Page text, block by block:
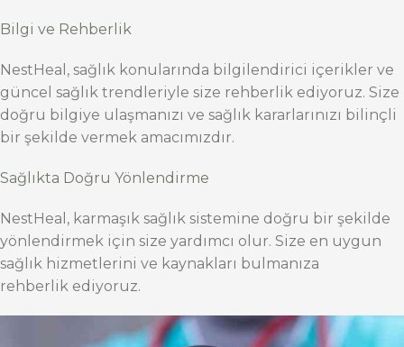
Bilgi ve Rehberlik
NestHeal, sağlık konularında bilgilendirici içerikler ve
güncel sağlık trendleriyle size rehberlik ediyoruz. Size
doğru bilgiye ulaşmanızı ve sağlık kararlarınızı bilinçli
bir şekilde vermek amacımızdır.
Sağlıkta Doğru Yönlendirme
NestHeal, karmaşık sağlık sistemine doğru bir şekilde
yönlendirmek için size yardımcı olur. Size en uygun
sağlık hizmetlerini ve kaynakları bulmanıza
rehberlik ediyoruz.